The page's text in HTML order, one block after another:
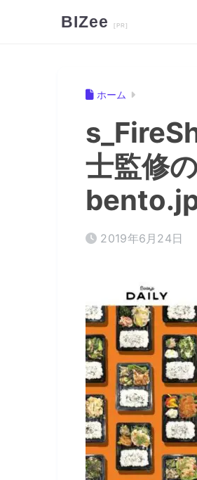
BIZee
ホーム
士監修
2019年6月24日